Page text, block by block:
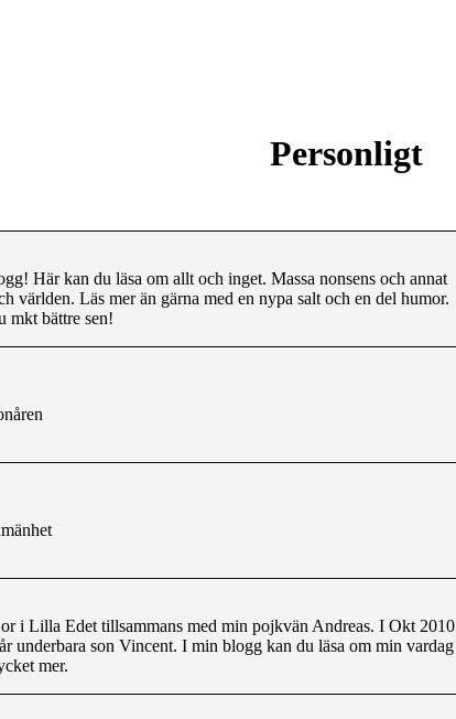
Personligt
Här kan du läsa om allt och inget. Massa nonsens och annat
världen. Läs mer än gärna med en nypa salt och en del humor.
mkt bättre sen!
i Lilla Edet tillsammans med min pojkvän Andreas. I Okt 2010
underbara son Vincent. I min blogg kan du läsa om min vardag
mer.